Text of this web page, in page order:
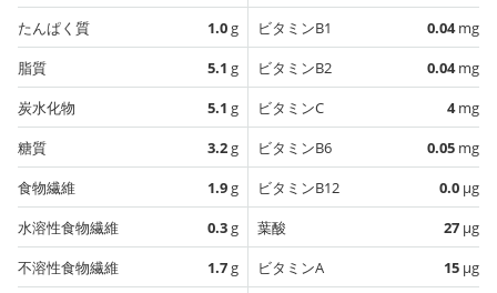
たんぱく質
1.0g
脂質
5.1 g
炭水化物
5.1 g
糖質
3.2g
食物繊維
1.9g
水溶性食物繊維
0.3g
不溶性食物繊維
1.7g
ビタミンB1
0.04mg
ビタミンB2
0.04mg
ビタミンC
4mg
ビタミンB6
0.05 mg
ビタミンB12
0.0 µg
葉酸
27 µg
ビタミンA
15 µg